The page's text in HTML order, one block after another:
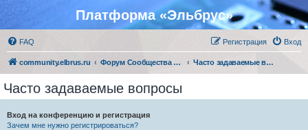
Платформа «Эльбрус»
FAQ Вход
Регистрация
community.elbrus.ru Форум Сообщества Эльбрус Часто задаваемые вопросы
Часто задаваемые вопросы
Вход на конференцию и регистрация
Зачем мне нужно регистрироваться?